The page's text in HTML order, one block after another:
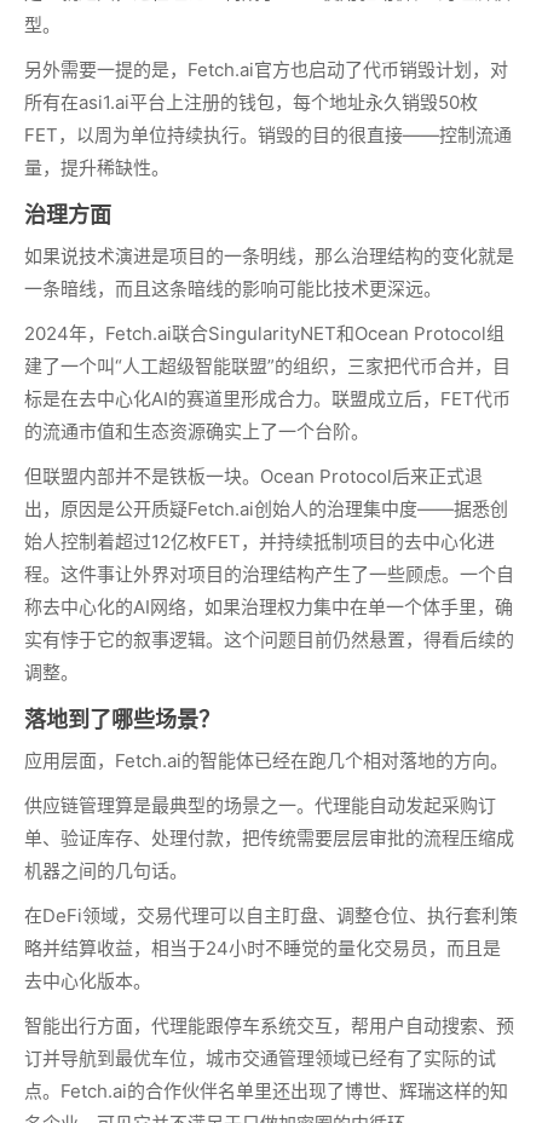
型。
另外需要一提的是，Fetch.ai官方也启动了代币销毁计划，对
所有在asi1.ai平台上注册的钱包，每个地址永久销毁50枚
FET，以周为单位持续执行。销毁的目的很直接——控制流通
量，提升稀缺性。
治理方面
如果说技术演进是项目的一条明线，那么治理结构的变化就是
一条暗线，而且这条暗线的影响可能比技术更深远。
2024年，Fetch.ai联合SingularityNET和Ocean Protocol组
建了一个叫“人工超级智能联盟”的组织，三家把代币合并，目
标是在去中心化AI的赛道里形成合力。联盟成立后，FET代币
的流通市值和生态资源确实上了一个台阶。
但联盟内部并不是铁板一块。Ocean Protocol后来正式退
出，原因是公开质疑Fetch.ai创始人的治理集中度——据悉创
始人控制着超过12亿枚FET，并持续抵制项目的去中心化进
程。这件事让外界对项目的治理结构产生了一些顾虑。一个自
称去中心化的AI网络，如果治理权力集中在单一个体手里，确
实有悖于它的叙事逻辑。这个问题目前仍然悬置，得看后续的
调整。
落地到了哪些场景？
应用层面，Fetch.ai的智能体已经在跑几个相对落地的方向。
供应链管理算是最典型的场景之一。代理能自动发起采购订
单、验证库存、处理付款，把传统需要层层审批的流程压缩成
机器之间的几句话。
在DeFi领域，交易代理可以自主盯盘、调整仓位、执行套利策
略并结算收益，相当于24小时不睡觉的量化交易员，而且是
去中心化版本。
智能出行方面，代理能跟停车系统交互，帮用户自动搜索、预
订并导航到最优车位，城市交通管理领域已经有了实际的试
点。Fetch.ai的合作伙伴名单里还出现了博世、辉瑞这样的知